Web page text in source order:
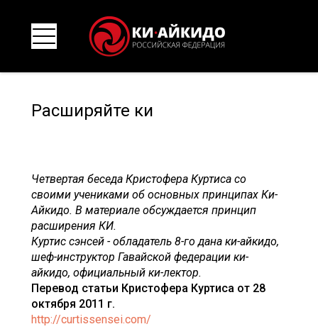
Расширяйте ки
Четвертая беседа Кристофера Куртиса со
своими учениками об основных принципах Ки-
Айкидо. В материале обсуждается принцип
расширения КИ.
Куртис сэнсей - обладатель 8-го дана ки-айкидо,
шеф-инструктор Гавайской федерации ки-
айкидо, официальный ки-лектор.
Перевод статьи Кристофера Куртиса от 28
октября 2011 г.
http://curtissensei.com/